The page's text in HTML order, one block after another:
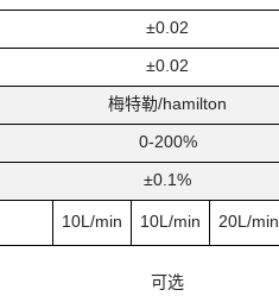
±0.02
±0.02
梅特勒/hamilton
0-200%
±0.1%
10L/min 10L/min 20L/min
可选